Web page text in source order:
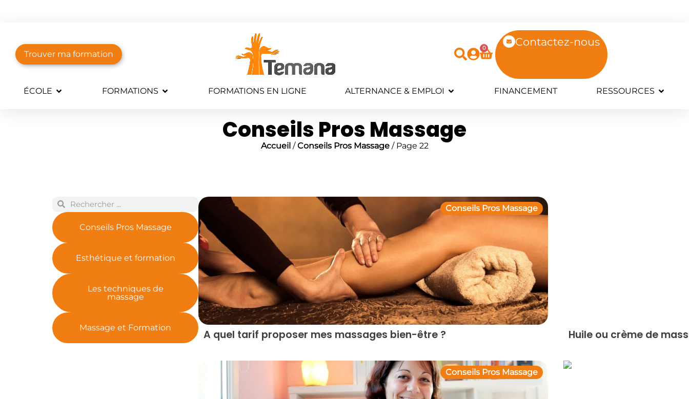
Trouver ma formation
0 Contactez-nous
ÉCOLE FORMATIONS FORMATIONS EN LIGNE ALTERNANCE & EMPLOI FINANCEMENT RESSOURCES
Conseils Pros Massage
Accueil/Conseils Pros Massage/ Page 22
Conseils Pros Massage
Esthétique et formation
Les techniques de
massage
Massage et Formation
Conseils Pros Massage
A quel tarif proposer mes massages bien-être ? Huile ou crème de
Conseils Pros Massage